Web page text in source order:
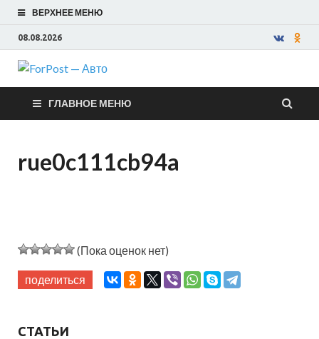
ВЕРХНЕЕ МЕНЮ
08.08.2026
ForPost —
Авто
ГЛАВНОЕ МЕНЮ
rue0c111cb94a
(Пока оценок нет)
поделиться
СТАТЬИ